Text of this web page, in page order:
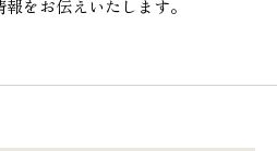
をお伝えいたします。